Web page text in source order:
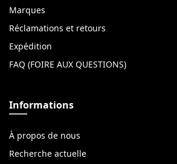
Marques
Réclamations et retours
Expédition
FAQ (FOIRE AUX QUESTIONS)
Informations
À propos de nous
Recherche actuelle